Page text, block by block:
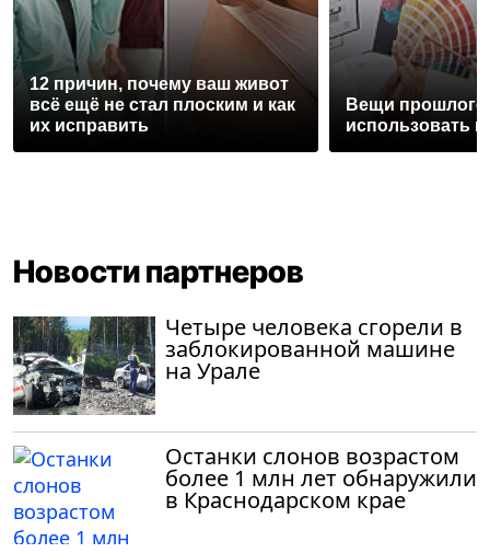
12 причин, почему ваш живот
всё ещё не стал плоским и как
их исправить
Вещи прошлого
использовать
Новости партнеров
Четыре человека сгорели в
заблокированной машине
на Урале
Останки слонов возрастом
более 1 млн лет обнаружили
в Краснодарском крае